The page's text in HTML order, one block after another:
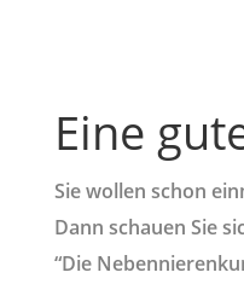
Eine
Sie wollen schon
Dann schauen Sie
“Die